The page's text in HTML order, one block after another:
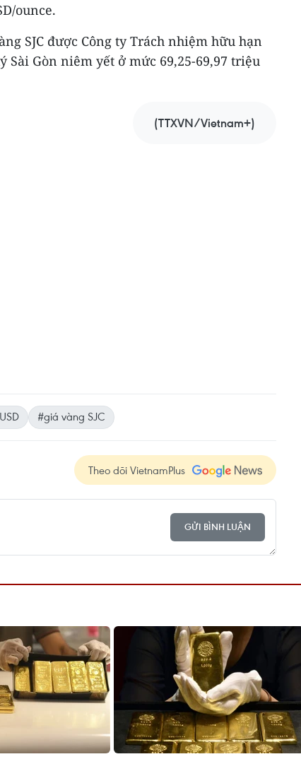
ounce.
SJC được Công ty Trách nhiệm hữu hạn
Sài Gòn niêm yết ở mức 69,25-69,97 triệu
(TTXVN/Vietnam+)
#giá vàng SJC
Theo dõi VietnamPlus
GỬI BÌNH LUẬN